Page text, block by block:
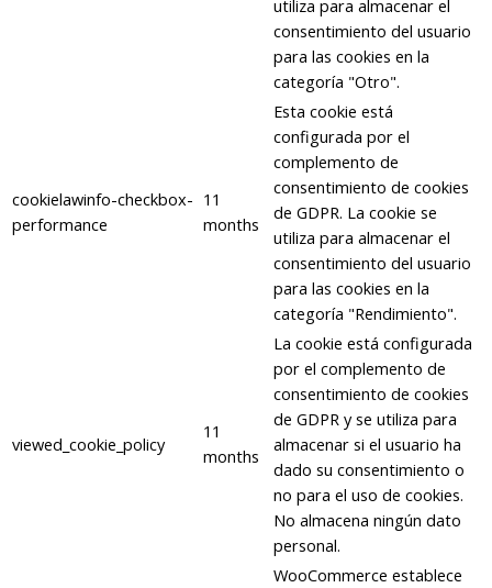
utiliza para almacenar el
consentimiento del usuario
para las cookies en la
categoría "Otro".
cookielawinfo-checkbox-
performance
11
months
Esta cookie está
configurada por el
complemento de
consentimiento de cookies
de GDPR. La cookie se
utiliza para almacenar el
consentimiento del usuario
para las cookies en la
categoría "Rendimiento".
viewed_cookie_policy
11
months
La cookie está configurada
por el complemento de
consentimiento de cookies
de GDPR y se utiliza para
almacenar si el usuario ha
dado su consentimiento o
no para el uso de cookies.
No almacena ningún dato
personal.
WooCommerce establece